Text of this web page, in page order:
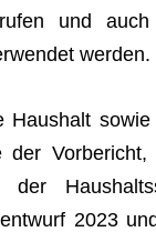
und
werden.
Haus­halt
der Vor­be­richt,
der
2023